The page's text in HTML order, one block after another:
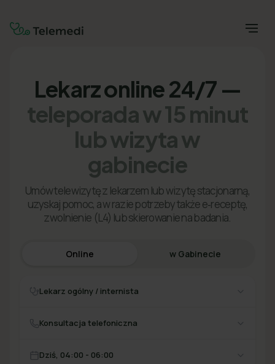
Lekarz online 24/7 —
teleporada w 15 minut
lub wizyta w
gabinecie
Umów telewizytę z lekarzem lub wizytę stacjonarną,
uzyskaj pomoc, a w razie potrzeby także e‑receptę,
zwolnienie (L4) lub skierowanie na badania.
Online w Gabinecie
Lekarz ogólny / internista
Konsultacja telefoniczna
Dziś, 04:00 - 06:00